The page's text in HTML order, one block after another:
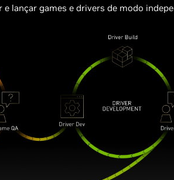
lançar games e drivers de modo